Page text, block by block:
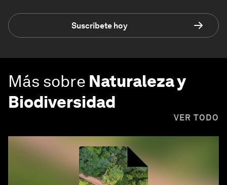
Suscríbete hoy
Más sobre Naturaleza y
Biodiversidad
VER TODO